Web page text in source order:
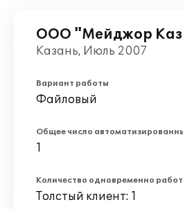
ООО "Мейджор
Казань, Июль 2007
Вариант работы
Файловый
Общее число
1
Количество одновременно
Толстый клиент: 1